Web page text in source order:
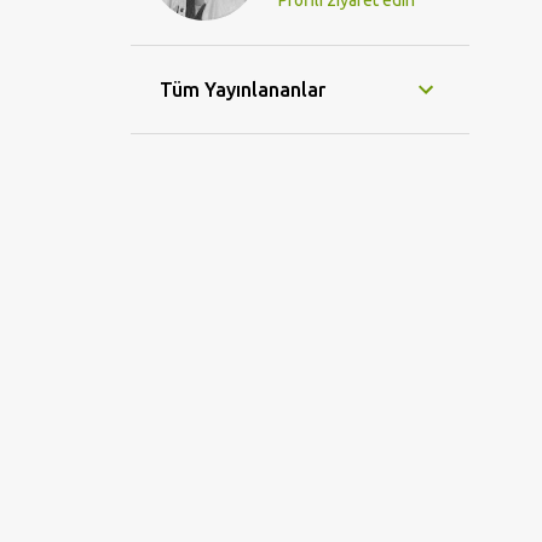
Tüm Yayınlananlar